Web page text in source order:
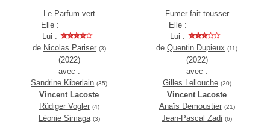
Le Parfum vert
Elle :
Lui :
de Nicolas Pariser (3)
(2022)
avec :
Sandrine Kiberlain (35)
Vincent Lacoste
Rüdiger Vogler (4)
Léonie Simaga (3)
Fumer fait tousser
Elle :
Lui :
deQuentin Dupieux (11)
(2022)
avec :
Gilles Lellouche (20)
Vincent Lacoste
Anaïs Demoustier (21)
Jean-Pascal Zadi (6)